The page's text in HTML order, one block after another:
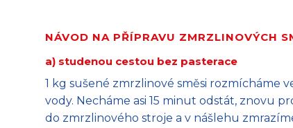
NÁVOD NA PŘÍPRAVU ZMRZLINOVÝCH
a) studenou cestou bez pasterace
1 kg sušené zmrzlinové směsi rozmícháme
vody. Necháme asi 15 minut odstát, znovu
do zmrzlinového stroje a v nášlehu